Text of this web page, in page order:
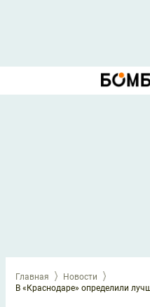
Главная
Новости
В «Краснодаре» определили